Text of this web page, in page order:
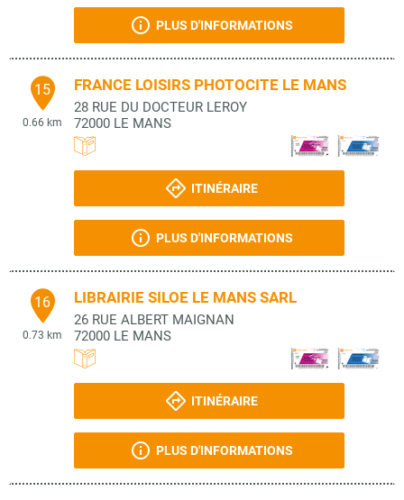
PLUS D'INFORMATIONS
15
0.66 km
FRANCE LOISIRS PHOTOCITE LE MANS
28 RUE DU DOCTEUR LEROY
72000 LE MANS
ITINÉRAIRE
PLUS D'INFORMATIONS
16
0.73 km
LIBRAIRIE SILOE LE MANS SARL
26 RUE ALBERT MAIGNAN
72000 LE MANS
ITINÉRAIRE
PLUS D'INFORMATIONS